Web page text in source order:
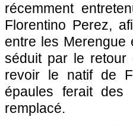
récemment
Florentino Perez,
entre les Merengue
séduit par le retour
revoir le natif de
épaules ferait
remplacé.